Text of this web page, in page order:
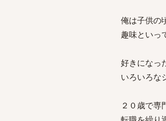
俺は子供の
趣味といっ
好きになっ
いろいろな
２０歳で専